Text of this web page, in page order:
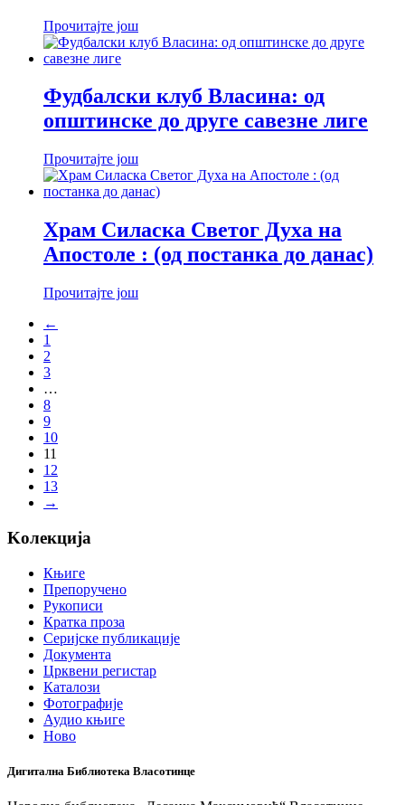
Прочитајте још
Фудбалски клуб Власина: од
општинске до друге савезне лиге
Прочитајте још
Храм Силаска Светог Духа на
Апостоле : (од постанка до данас)
Прочитајте још
←
1
2
3
…
8
9
10
11
12
13
→
Koлекција
Књиге
Препоручено
Рукописи
Кратка проза
Серијске публикације
Документа
Црквени регистар
Каталози
Фотографије
Аудио књиге
Ново
Дигитална Библиотека Власотинце